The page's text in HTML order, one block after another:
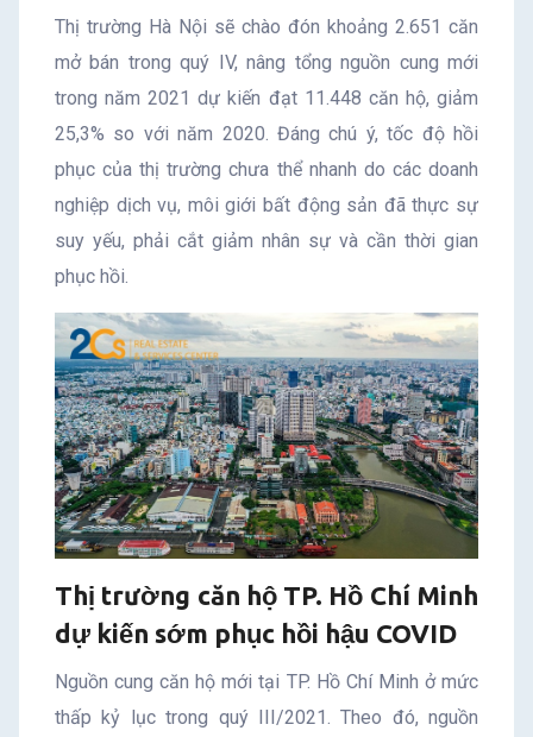
Thị trường Hà Nội sẽ chào đón khoảng 2.651 căn
mở bán trong quý IV, nâng tổng nguồn cung mới
trong năm 2021 dự kiến đạt 11.448 căn hộ, giảm
25,3% so với năm 2020. Đáng chú ý, tốc độ hồi
phục của thị trường chưa thể nhanh do các doanh
nghiệp dịch vụ, môi giới bất động sản đã thực sự
suy yếu, phải cắt giảm nhân sự và cần thời gian
phục hồi.
Thị trường căn hộ TP. Hồ Chí Minh
dự kiến sớm phục hồi hậu COVID
Nguồn cung căn hộ mới tại TP. Hồ Chí Minh ở mức
thấp kỷ lục trong quý III/2021. Theo đó, nguồn